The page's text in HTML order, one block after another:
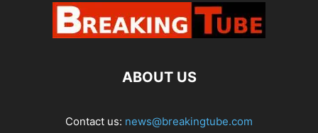
ABOUT US
Contact us: news@breakingtube.com